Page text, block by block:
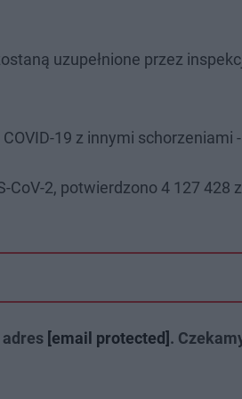
uzupełnione przez
19 z innymi schorzeniami
CoV-2, potwierdzono 4 127 428
adres [email protected] .